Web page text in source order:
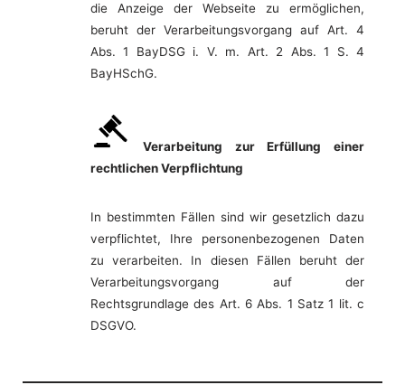
die Anzeige der Webseite zu ermöglichen,
beruht der Verarbeitungsvorgang auf Art. 4
Abs. 1 BayDSG i. V. m. Art. 2 Abs. 1 S. 4
BayHSchG.
Verarbeitung zur Erfüllung einer
rechtlichen Verpflichtung
In bestimmten Fällen sind wir gesetzlich dazu
verpflichtet, Ihre personenbezogenen Daten
zu verarbeiten. In diesen Fällen beruht der
Verarbeitungsvorgang auf der
Rechtsgrundlage des Art. 6 Abs. 1 Satz 1 lit. c
DSGVO.